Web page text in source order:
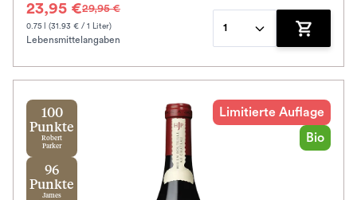
23,95 €29,95 €
0.75 l (31.93 € / 1 Liter)
Lebensmittelangaben
1
Zum
100
Punkte
Robert
Parker
96
Punkte
James
Limitierte Auflage
Bio